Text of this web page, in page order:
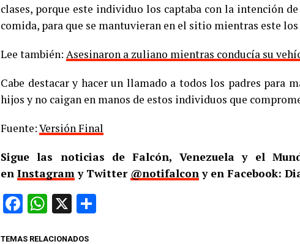
clases, porque este individuo los captaba con la intención
comida, para que se mantuvieran en el sitio mientras este
Lee también: Asesinaron a zuliano mientras conducía su
Cabe destacar y hacer un llamado a todos los padres para
hijos y no caigan en manos de estos individuos que
Fuente:Versión Final
Sigue las noticias de Falcón, Venezuela y el
en Instagramy Twitter @notifalcony en Facebook:
Facebook
WhatsApp
X
TEMAS RELACIONADOS